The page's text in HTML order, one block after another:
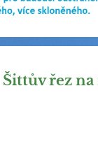
Šittův řez